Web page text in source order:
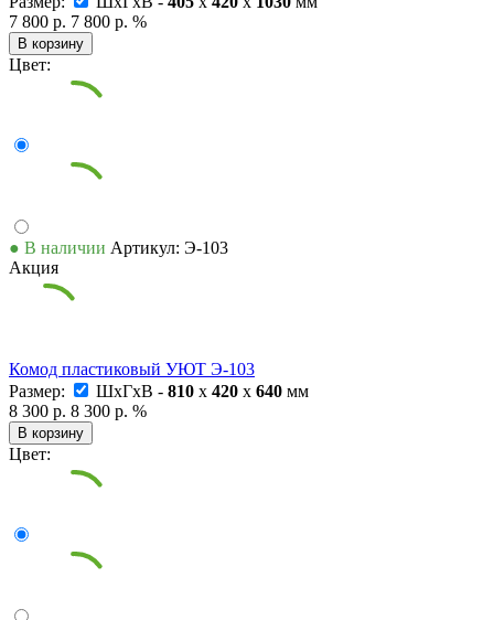
7 800 р. 7 800 р. %
В корзину
Цвет:
● В наличии Артикул: Э-103
Акция
Комод пластиковый УЮТ Э-103
Размер:
ШxГxВ - 810 x 420 x 640 мм
8 300 р. 8 300 р. %
В корзину
Цвет: